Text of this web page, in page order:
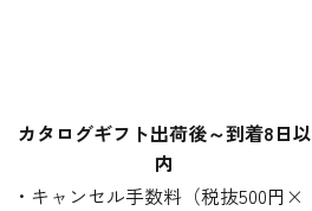
カタログギフト出荷後～到着8日以
内
・キャンセル手数料（税抜500円×